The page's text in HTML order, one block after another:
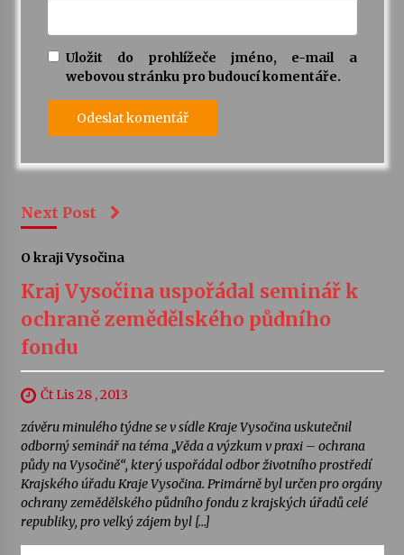
Uložit do prohlížeče jméno, e-mail a
webovou stránku pro budoucí komentáře.
Next Post
O kraji Vysočina
Kraj Vysočina uspořádal seminář k
ochraně zemědělského půdního
fondu
Čt Lis 28 , 2013
závěru minulého týdne se v sídle Kraje Vysočina uskutečnil
odborný seminář na téma „Věda a výzkum v praxi – ochrana
půdy na Vysočině“, který uspořádal odbor životního prostředí
Krajského úřadu Kraje Vysočina. Primárně byl určen pro orgány
ochrany zemědělského půdního fondu z krajských úřadů celé
republiky, pro velký zájem byl […]